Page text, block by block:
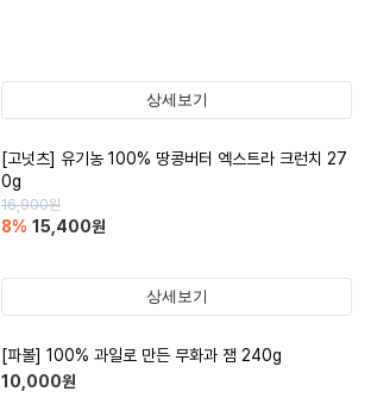
상세보기
[고넛츠] 유기농 100% 땅콩버터 엑스트라 크런치 27
0g
16,900원
8% 15,400원
상세보기
[파볼] 100% 과일로 만든 무화과 잼 240g
10,000원